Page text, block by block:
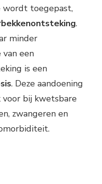
wordt toegepast,
.
minder
een
is een
. Deze aandoening
bij kwetsbare
zwangeren en